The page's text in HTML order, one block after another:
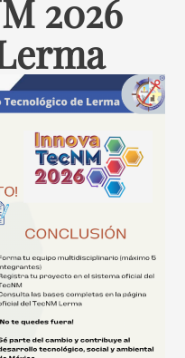
2026